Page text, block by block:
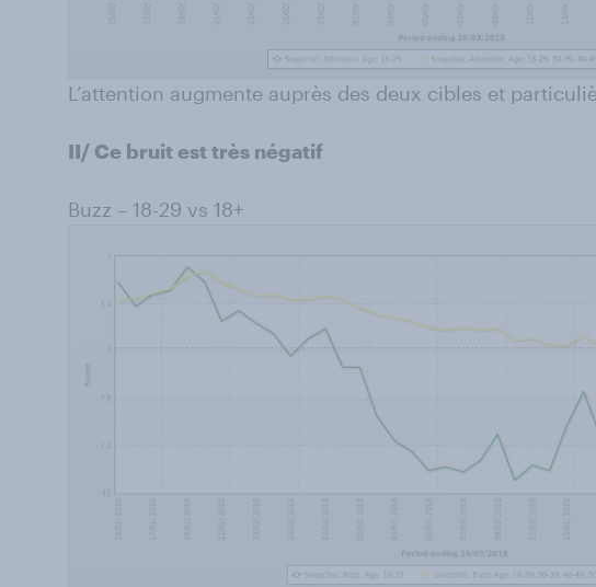
L’attention augmente auprès des deux cibles et
II/ Ce bruit est très négatif
Buzz – 18-29 vs 18+